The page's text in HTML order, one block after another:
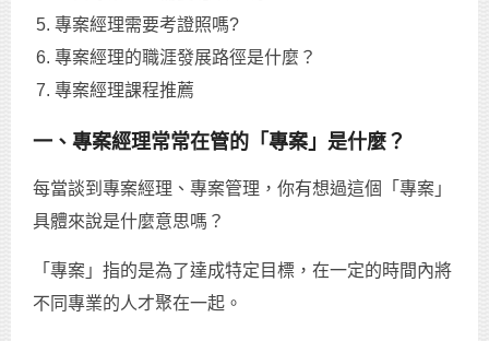
專案經理需要考證照嗎?
專案經理的職涯發展路徑是什麼？
專案經理課程推薦
一、專案經理常常在管的「專案」是什麼？
每當談到專案經理、專案管理，你有想過這個「專案」
具體來說是什麼意思嗎？
「專案」指的是為了達成特定目標，在一定的時間內將
不同專業的人才聚在一起。